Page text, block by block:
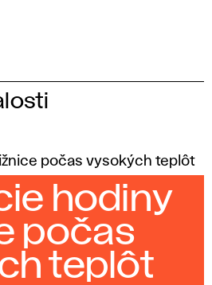
počas vysokých teplôt
hodiny
počas
teplôt